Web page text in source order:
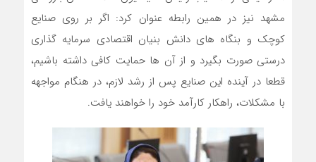
مشهد نیز در همین رابطه عنوان کرد: اگر بر روی صنایع
کوچک و بنگاه های دانش بنیان اقتصادی سرمایه گذاری
درستی صورت بگیرد و از آن ها حمایت کافی داشته باشیم،
قطعا در آینده این صنایع پس از رشد لازم، در هنگام مواجهه
با مشکلات، راهکار کارآمد خود را خواهند یافت.